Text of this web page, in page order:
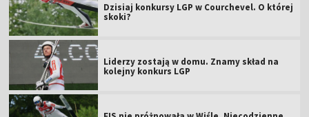
Dzisiaj konkursy LGP w Courchevel. O której
skoki?
Liderzy zostają w domu. Znamy skład na
kolejny konkurs LGP